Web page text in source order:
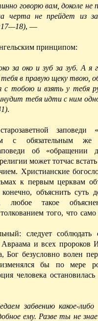
говорю вам, доколе не
черта не прейдет из
, —
принципом:
за око и зуб за зуб. А я
в правую щеку твою,
с тобою и взять у тебя
тебя идти с ним
.
с обязательным же
об «обращении
может тотчас
Христианские
к первым церквам
объяснить суть
любое такое
того, что
следует соблюдать
и всех пророков
Бог безусловно волен
бы по мере
человека
забвению какое-
ему. Разве ты не